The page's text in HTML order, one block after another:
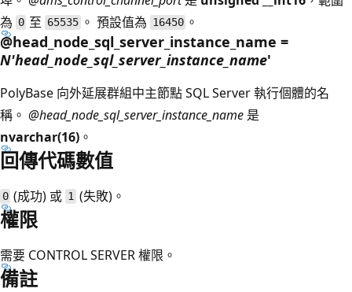
為 0 至 65535。 預設值為 16450 。
@head_node_sql_server_instance_name =
N'head_node_sql_server_instance_name'
PolyBase 向外延展群組中主節點 SQL Server 執行個體的名
稱。 @head_node_sql_server_instance_name 是
nvarchar(16) 。
回傳代碼數值
0 (成功) 或 1(失敗)。
權限
需要 CONTROL SERVER 權限。
備註